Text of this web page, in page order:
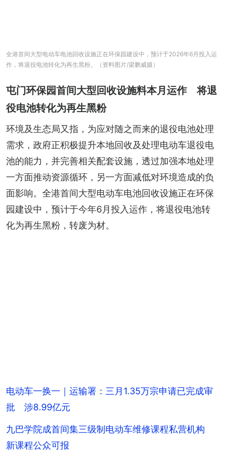
全港首间大型电动车电池回收设施正在环保园建设中，预计于2026年6月投入运
作，将退役电池转化为再生黑粉。（资料图片/梁鹏威摄）
屯门环保园首间大型回收设施料本月运作 将退
役电池转化为再生黑粉
环境及生态局又指，为应对随之而来的退役电池处理
需求，政府正积极提升本地回收及处理电动车退役电
池的能力，并完善相关配套设施，透过加强本地处理
一方面推动资源循环，另一方面减低对环境造成的负
面影响。全港首间大型电动车电池回收设施正在环保
园建设中，预计于今年6月投入运作，将退役电池转
化为再生黑粉，转废为材。
电动车一换一｜运输署：三月1.35万宗申请已完成审
批 涉8.99亿元
九巴学院成首间集三级制电动车维修课程私营机构
新课程公众可报